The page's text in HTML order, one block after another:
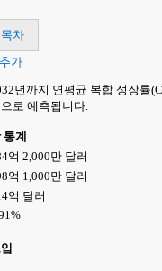
차
가
년까지 연평균 복합 성장률
로 예측됩니다.
계
억 2,000만 달러
억 1,000만 달러
억 달러